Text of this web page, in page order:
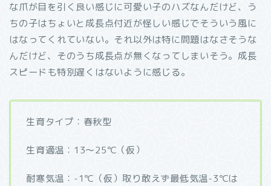
な爪が目を引く良い感じに可愛い子のハズなんだけど、う
ちの子はちょいと成長点付近が怪しい感じでそういう風に
はなってくれていない。それ以外は特に問題はなさそうな
んだけど、そのうち成長点が無くなってしまいそう。成長
スピードも特別遅くはないように感じる。
生育タイプ：春秋型
生育適温：13～25℃（仮）
耐寒気温：-1℃（仮）取り敢えず最低気温-3℃は